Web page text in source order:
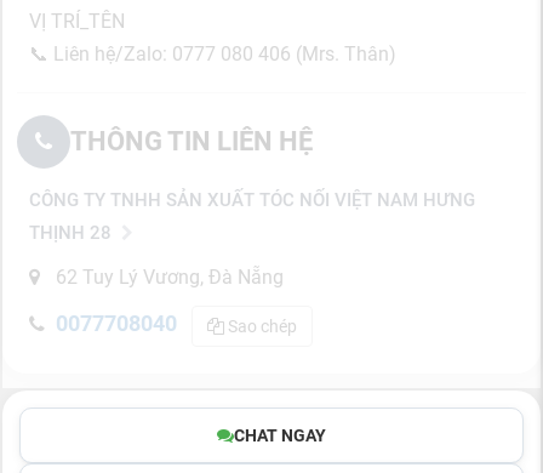
VỊ TRÍ_TÊN
📞 Liên hệ/Zalo: 0777 080 406 (Mrs. Thân)
THÔNG TIN LIÊN HỆ
CÔNG TY TNHH SẢN XUẤT TÓC NỐI VIỆT NAM HƯNG
THỊNH 28
62 Tuy Lý Vương, Đà Nẵng
0077708040 Sao chép
CHAT NGAY